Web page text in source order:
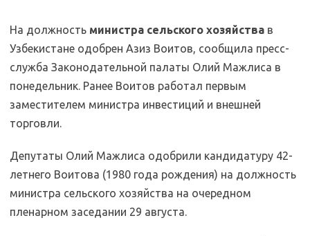
На должность министра сельского хозяйства в
Узбекистане одобрен Азиз Воитов, сообщила пресс-
служба Законодательной палаты Олий Мажлиса в
понедельник. Ранее Воитов работал первым
заместителем министра инвестиций и внешней
торговли.
Депутаты Олий Мажлиса одобрили кандидатуру 42-
летнего Воитова (1980 года рождения) на должность
министра сельского хозяйства на очередном
пленарном заседании 29 августа.